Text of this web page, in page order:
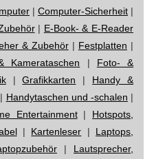
| Computer-Sicherheit |
| E-Book- & E-Reader
& Zubehör| Festplatten |
Kamerataschen | Foto- &
|Grafikkarten | Handy &
| Handytaschen und -schalen |
Entertainment| Hotspots,
| Kartenleser | Laptops,
| Lautsprecher,